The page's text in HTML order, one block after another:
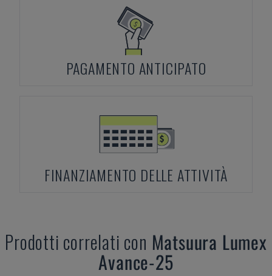
PAGAMENTO ANTICIPATO
FINANZIAMENTO DELLE ATTIVITÀ
Prodotti correlati con Matsuura Lumex
Avance-25